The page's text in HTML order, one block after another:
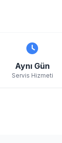
Aynı Gün
Servis Hizmeti